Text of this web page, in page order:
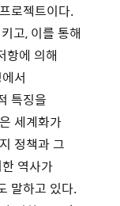
로젝트이다.
고, 이를 통해
항에 의해
서
특징을
세계화가
정책과 그
역사가
말하고 있다.